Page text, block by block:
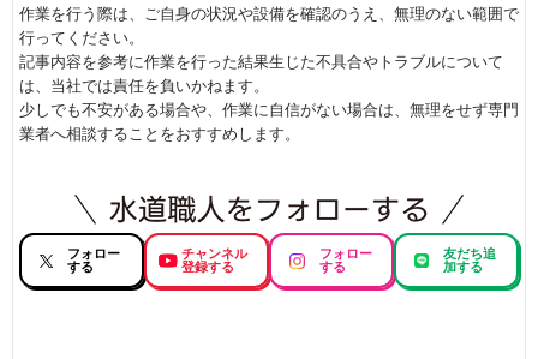
作業を行う際は、ご自身の状況や設備を確認のうえ、無理のない範囲で
行ってください。
記事内容を参考に作業を行った結果生じた不具合やトラブルについて
は、当社では責任を負いかねます。
少しでも不安がある場合や、作業に自信がない場合は、無理をせず専門
業者へ相談することをおすすめします。
フォロー
する
チャンネル
登録する
フォロー
する
友だち追
加する